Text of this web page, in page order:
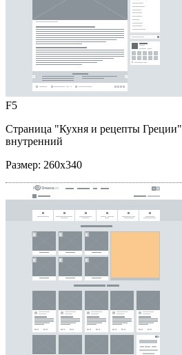
F5
Страница "Кухня и рецепты Греции"
внутренний
Размер: 260x340